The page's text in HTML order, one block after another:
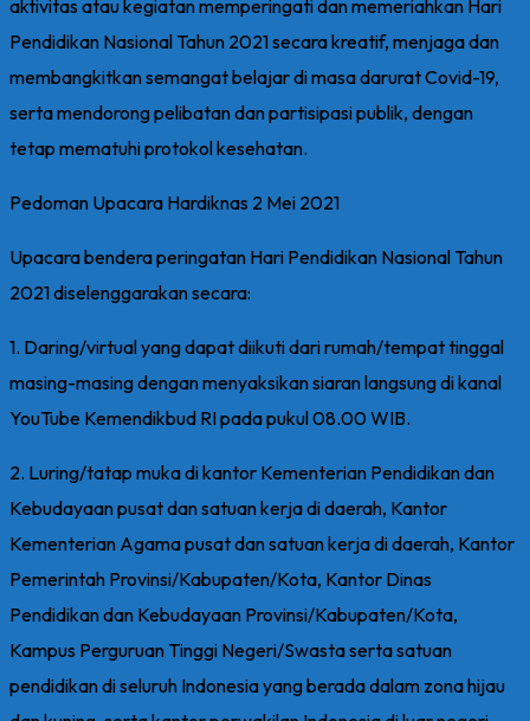
aktivitas atau kegiatan memperingati dan memeriahkan Hari
Pendidikan Nasional Tahun 2021 secara kreatif, menjaga dan
membangkitkan semangat belajar di masa darurat Covid-19,
serta mendorong pelibatan dan partisipasi publik, dengan
tetap mematuhi protokol kesehatan.
Pedoman Upacara Hardiknas 2 Mei 2021
Upacara bendera peringatan Hari Pendidikan Nasional Tahun
2021 diselenggarakan secara:
1. Daring/virtual yang dapat diikuti dari rumah/tempat tinggal
masing-masing dengan menyaksikan siaran langsung di kanal
YouTube Kemendikbud RI pada pukul 08.00 WIB.
2. Luring/tatap muka di kantor Kementerian Pendidikan dan
Kebudayaan pusat dan satuan kerja di daerah, Kantor
Kementerian Agama pusat dan satuan kerja di daerah, Kantor
Pemerintah Provinsi/Kabupaten/Kota, Kantor Dinas
Pendidikan dan Kebudayaan Provinsi/Kabupaten/Kota,
Kampus Perguruan Tinggi Negeri/Swasta serta satuan
pendidikan di seluruh Indonesia yang berada dalam zona hijau